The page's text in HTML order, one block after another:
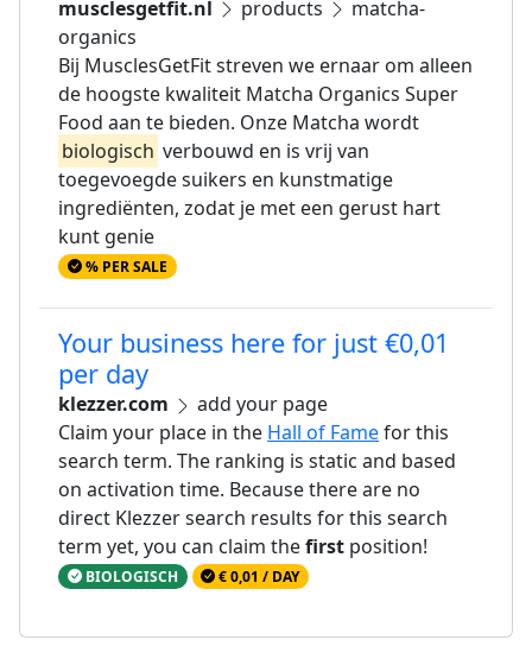
musclesgetfit.nl products
matcha-
organics
Bij MusclesGetFit streven we ernaar om alleen
de hoogste kwaliteit Matcha Organics Super
Food aan te bieden. Onze Matcha wordt
biologisch verbouwd en is vrij van
toegevoegde suikers en kunstmatige
ingrediënten, zodat je met een gerust hart
kunt genie
% PER SALE
Your business here for just €0,01
per day
klezzer.com
add your page
Claim your place in the Hall of Famefor this
search term. The ranking is static and based
on activation time. Because there are no
direct Klezzer search results for this search
term yet, you can claim thefirst position!
BIOLOGISCH € 0,01 / DAY